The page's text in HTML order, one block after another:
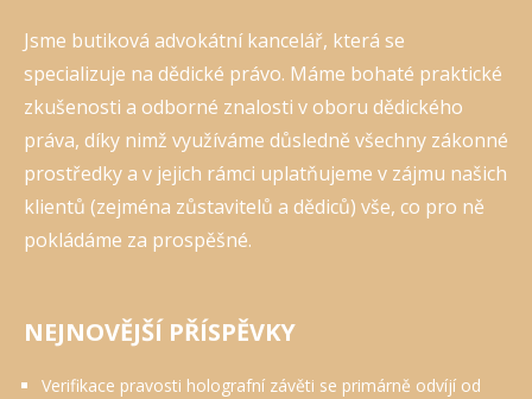
Jsme butiková advokátní kancelář, která se
specializuje na dědické právo. Máme bohaté praktické
zkušenosti a odborné znalosti v oboru dědického
práva, díky nimž využíváme důsledně všechny zákonné
prostředky a v jejich rámci uplatňujeme v zájmu našich
klientů (zejména zůstavitelů a dědiců) vše, co pro ně
pokládáme za prospěšné.
NEJNOVĚJŠÍ PŘÍSPĚVKY
Verifikace pravosti holografní závěti se primárně odvíjí od